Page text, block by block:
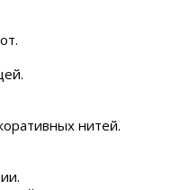
нитей.